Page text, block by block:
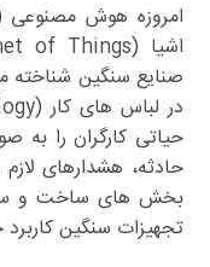
صنایع سنگین شناخته
حیاتی کارگران را به
حادثه، هشدارهای
بخش های ساخت و ساز
تجهیزات سنگین کاربرد